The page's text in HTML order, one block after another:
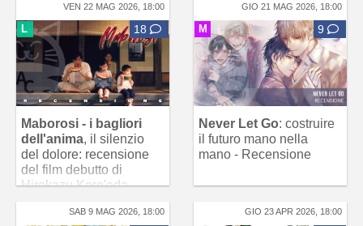
VEN 22 MAG 2026, 18:00
L 18
Maborosi - i bagliori
dell'anima, il silenzio
del dolore: recensione
del film debutto di
Hirokazu Kore'eda
GIO 21 MAG 2026, 18:00
M 9
Never Let Go: costruire
il futuro mano nella
mano - Recensione
SAB 9 MAG 2026, 18:00 GIO 23 APR 2026, 18:00